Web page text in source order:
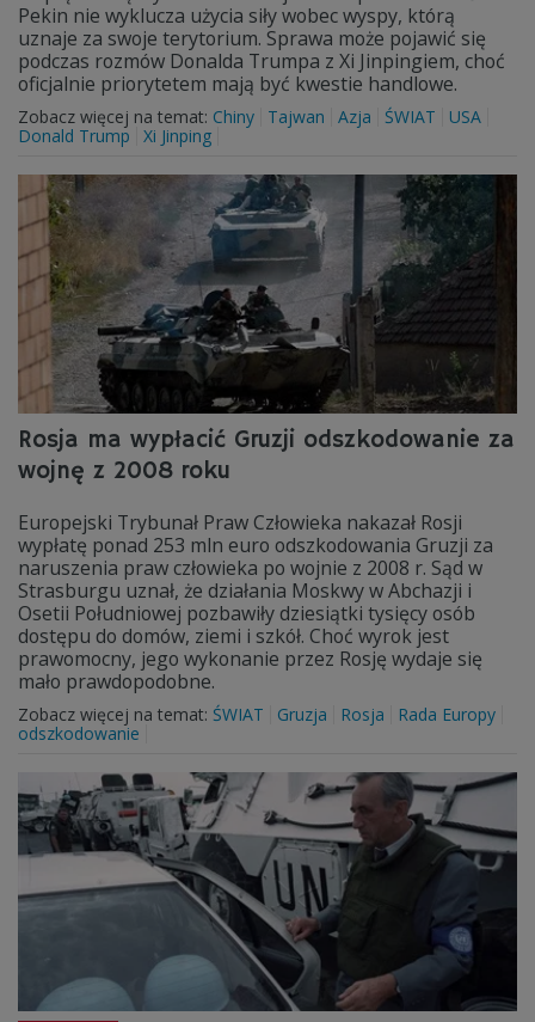
Pekin nie wyklucza użycia siły wobec wyspy, którą
uznaje za swoje terytorium. Sprawa może pojawić się
podczas rozmów Donalda Trumpa z Xi Jinpingiem, choć
oficjalnie priorytetem mają być kwestie handlowe.
Zobacz więcej na temat: Chiny Tajwan Azja ŚWIAT
USA
Donald Trump
Xi Jinping
Rosja ma wypłacić Gruzji odszkodowanie za
wojnę z 2008 roku
Europejski Trybunał Praw Człowieka nakazał Rosji
wypłatę ponad 253 mln euro odszkodowania Gruzji za
naruszenia praw człowieka po wojnie z 2008 r. Sąd w
Strasburgu uznał, że działania Moskwy w Abchazji i
Osetii Południowej pozbawiły dziesiątki tysięcy osób
dostępu do domów, ziemi i szkół. Choć wyrok jest
prawomocny, jego wykonanie przez Rosję wydaje się
mało prawdopodobne.
Zobacz więcej na temat: ŚWIAT Gruzja Rosja
Rada Europy
odszkodowanie